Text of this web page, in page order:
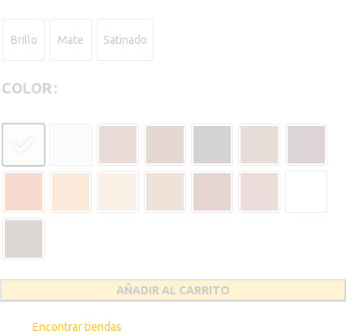
Brillo Mate Satinado
COLOR
AÑADIR AL CARRITO
Encontrar tiendas